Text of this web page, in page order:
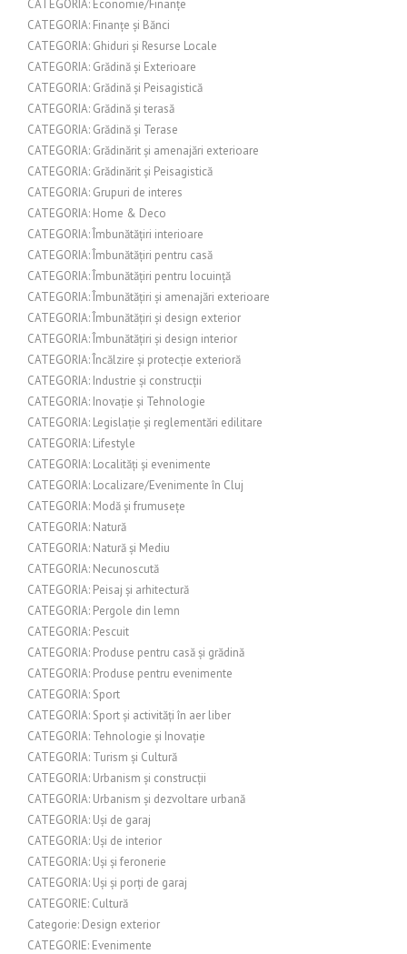
CATEGORIA: Economie/Finanțe
CATEGORIA: Finanțe și Bănci
CATEGORIA: Ghiduri și Resurse Locale
CATEGORIA: Grădină și Exterioare
CATEGORIA: Grădină și Peisagistică
CATEGORIA: Grădină și terasă
CATEGORIA: Grădină și Terase
CATEGORIA: Grădinărit și amenajări exterioare
CATEGORIA: Grădinărit și Peisagistică
CATEGORIA: Grupuri de interes
CATEGORIA: Home & Deco
CATEGORIA: Îmbunătățiri interioare
CATEGORIA: Îmbunătățiri pentru casă
CATEGORIA: Îmbunătățiri pentru locuință
CATEGORIA: Îmbunătățiri și amenajări exterioare
CATEGORIA: Îmbunătățiri și design exterior
CATEGORIA: Îmbunătățiri și design interior
CATEGORIA: Încălzire și protecție exterioră
CATEGORIA: Industrie și construcții
CATEGORIA: Inovație și Tehnologie
CATEGORIA: Legislație și reglementări edilitare
CATEGORIA: Lifestyle
CATEGORIA: Localități și evenimente
CATEGORIA: Localizare/Evenimente în Cluj
CATEGORIA: Modă și frumusețe
CATEGORIA: Natură
CATEGORIA: Natură și Mediu
CATEGORIA: Necunoscută
CATEGORIA: Peisaj și arhitectură
CATEGORIA: Pergole din lemn
CATEGORIA: Pescuit
CATEGORIA: Produse pentru casă și grădină
CATEGORIA: Produse pentru evenimente
CATEGORIA: Sport
CATEGORIA: Sport și activități în aer liber
CATEGORIA: Tehnologie și Inovație
CATEGORIA: Turism și Cultură
CATEGORIA: Urbanism și construcții
CATEGORIA: Urbanism și dezvoltare urbană
CATEGORIA: Uși de garaj
CATEGORIA: Uși de interior
CATEGORIA: Uși și feronerie
CATEGORIA: Uși și porți de garaj
CATEGORIE: Cultură
Categorie: Design exterior
CATEGORIE: Evenimente